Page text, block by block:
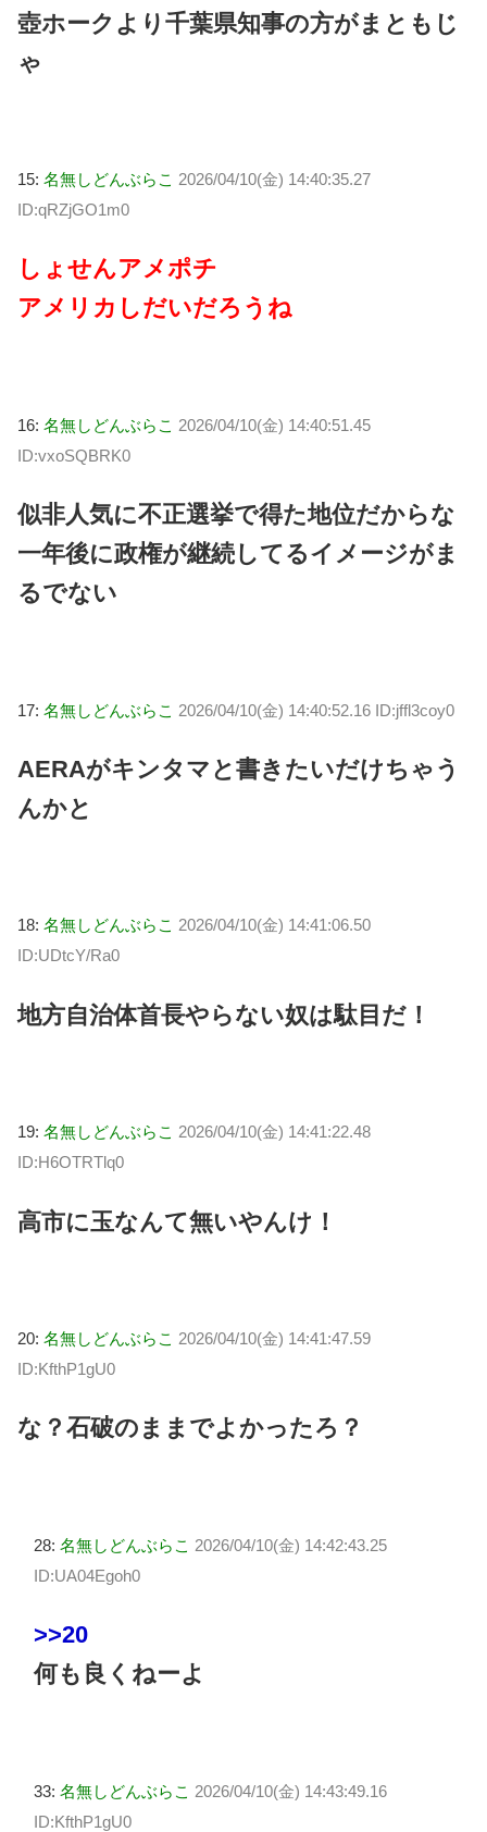
壺ホークより千葉県知事の方がまともじ
ゃ
15: 名無しどんぶらこ 2026/04/10(金) 14:40:35.27
ID:qRZjGO1m0
しょせんアメポチ
アメリカしだいだろうね
16: 名無しどんぶらこ 2026/04/10(金) 14:40:51.45
ID:vxoSQBRK0
似非人気に不正選挙で得た地位だからな
一年後に政権が継続してるイメージがま
るでない
17: 名無しどんぶらこ 2026/04/10(金) 14:40:52.16 ID:jffl3coy0
AERAがキンタマと書きたいだけちゃう
んかと
18: 名無しどんぶらこ 2026/04/10(金) 14:41:06.50
ID:UDtcY/Ra0
地方自治体首長やらない奴は駄目だ！
19: 名無しどんぶらこ 2026/04/10(金) 14:41:22.48
ID:H6OTRTlq0
高市に玉なんて無いやんけ！
20: 名無しどんぶらこ 2026/04/10(金) 14:41:47.59
ID:KfthP1gU0
な？石破のままでよかったろ？
28: 名無しどんぶらこ 2026/04/10(金) 14:42:43.25
ID:UA04Egoh0
>>20
何も良くねーよ
33: 名無しどんぶらこ 2026/04/10(金) 14:43:49.16
ID:KfthP1gU0